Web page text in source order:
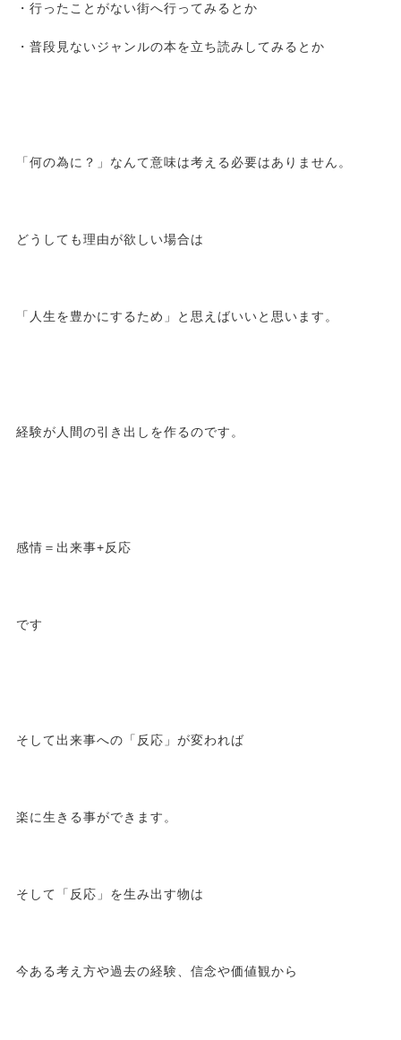
・行ったことがない街へ行ってみるとか
・普段見ないジャンルの本を立ち読みしてみるとか
「何の為に？」なんて意味は考える必要はありません。
どうしても理由が欲しい場合は
「人生を豊かにするため」と思えばいいと思います。
経験が人間の引き出しを作るのです。
感情＝出来事+反応
です
そして出来事への「反応」が変われば
楽に生きる事ができます。
そして「反応」を生み出す物は
今ある考え方や過去の経験、信念や価値観から